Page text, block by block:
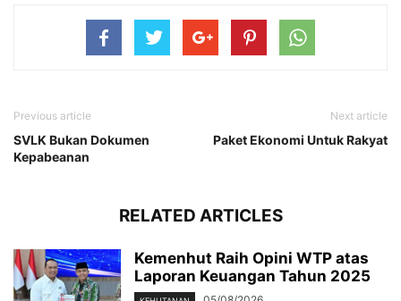
Previous article
SVLK Bukan Dokumen
Kepabeanan
Next article
Paket Ekonomi Untuk Rakyat
RELATED ARTICLES
Kemenhut Raih Opini WTP atas
Laporan Keuangan Tahun 2025